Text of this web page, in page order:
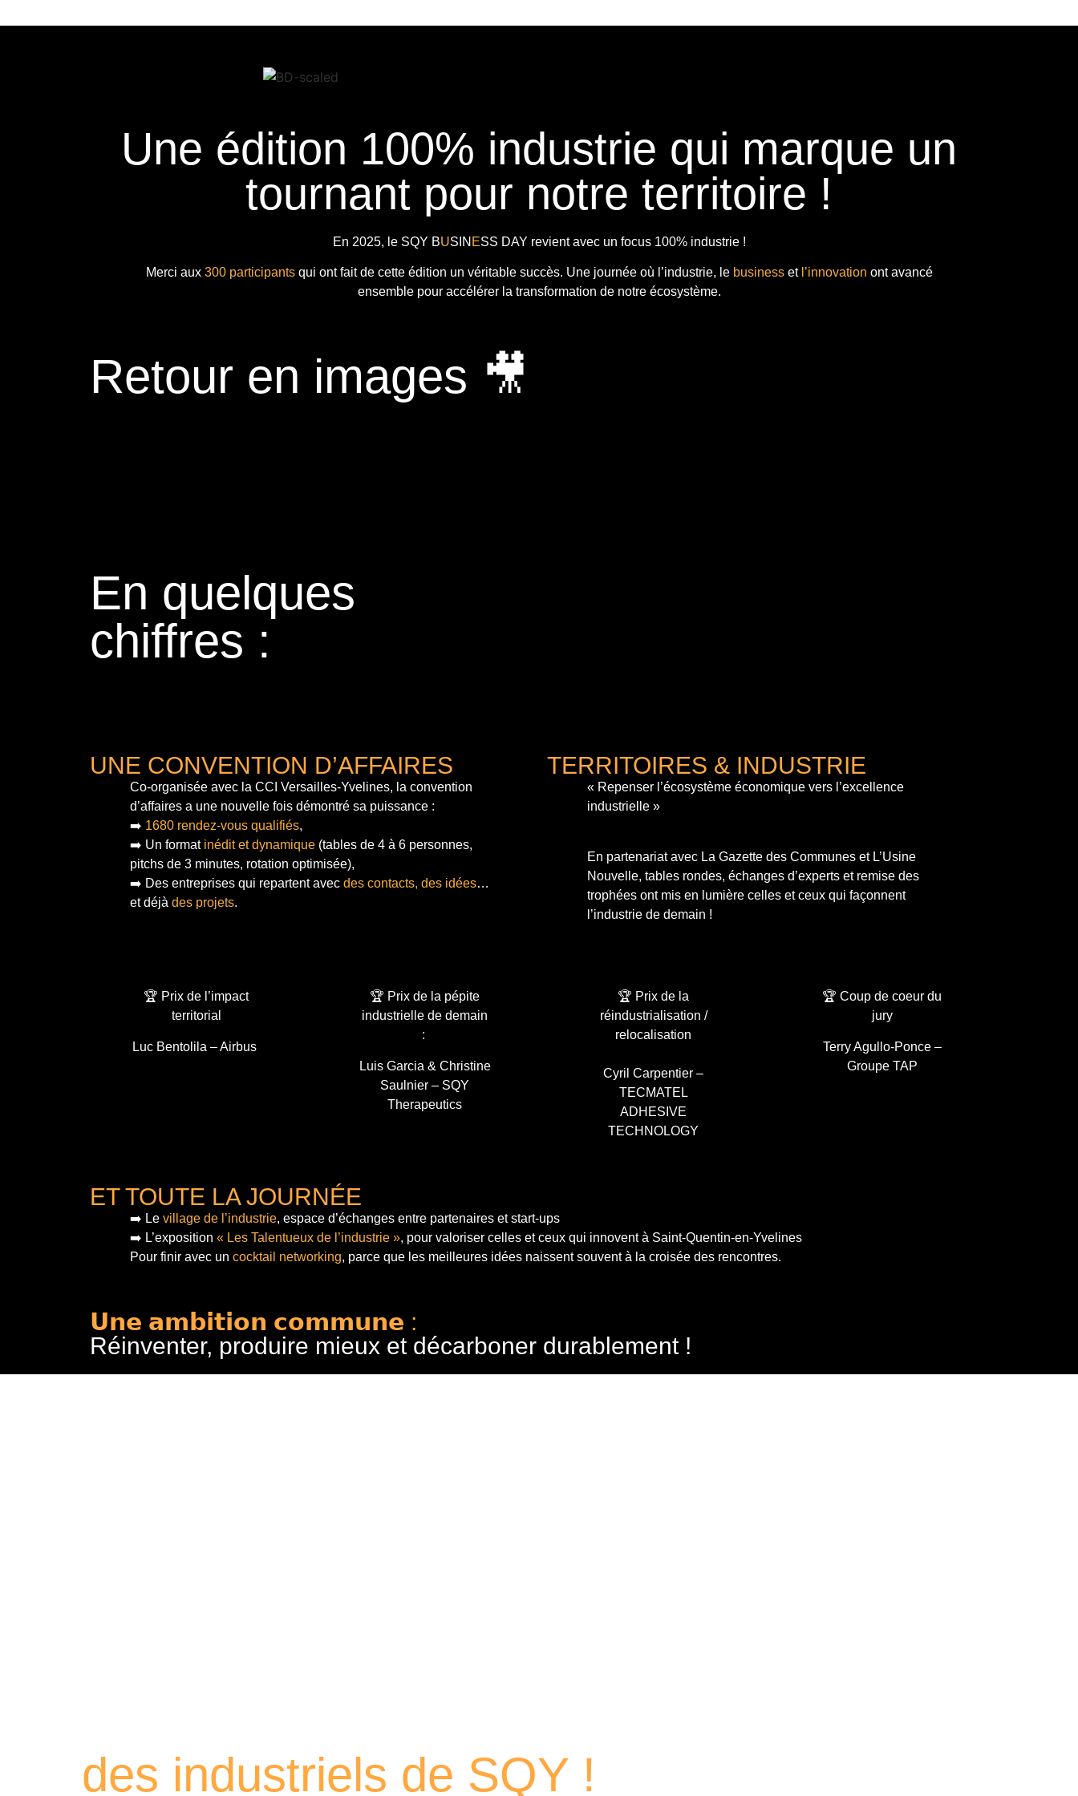
Une édition 100% industrie qui marque un
tournant pour notre territoire !
En 2025, le SQY BUSIN ESS DAY revient avec un focus 100% industrie !
Merci aux 300 participantsqui ont fait de cette édition un véritable succès. Une journée où l’industrie, le businesset l’innovation ont avancé
ensemble pour accélérer la transformation de notre écosystème.
Retour en images 🎥
En quelques
chiffres :
UNE CONVENTION D’AFFAIRES
Co-organisée avec la CCI Versailles-Yvelines, la convention
d’affaires a une nouvelle fois démontré sa puissance :
➡️ 1680 rendez-vous qualifiés,
➡️ Un format inédit et dynamique (tables de 4 à 6 personnes,
pitchs de 3 minutes, rotation optimisée),
➡️ Des entreprises qui repartent avec des contacts, des idées…
et déjà des projets.
TERRITOIRES & INDUSTRIE
« Repenser l’écosystème économique vers l’excellence
industrielle »
En partenariat avec La Gazette des Communes et L’Usine
Nouvelle, tables rondes, échanges d’experts et remise des
trophées ont mis en lumière celles et ceux qui façonnent
l’industrie de demain !
🏆 Prix de l’impact
territorial
Luc Bentolila – Airbus
🏆 Prix de la pépite
industrielle de demain
:
Luis Garcia & Christine
Saulnier – SQY
Therapeutics
🏆 Prix de la
réindustrialisation /
relocalisation
Cyril Carpentier –
TECMATEL
ADHESIVE
TECHNOLOGY
🏆 Coup de coeur du
jury
Terry Agullo-Ponce –
Groupe TAP
ET TOUTE LA JOURNÉE
➡️ Le village de l’industrie, espace d’échanges entre partenaires et start-ups
➡️ L’exposition « Les Talentueux de l’industrie », pour valoriser celles et ceux qui innovent à Saint-Quentin-en-Yvelines
Pour finir avec un cocktail networking, parce que les meilleures idées naissent souvent à la croisée des rencontres.
𝗨𝗻𝗲 𝗮𝗺𝗯𝗶𝘁𝗶𝗼𝗻 𝗰𝗼𝗺𝗺𝘂𝗻𝗲 :
Réinventer, produire mieux et décarboner durablement !
des industriels de SQY !